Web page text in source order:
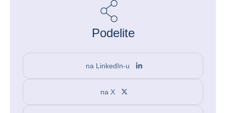
Podelite
na LinkedIn-u
na X